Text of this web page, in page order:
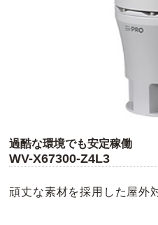
過酷な環境でも安定稼働
WV-X67300-Z4L3
頑丈な素材を採用した屋外